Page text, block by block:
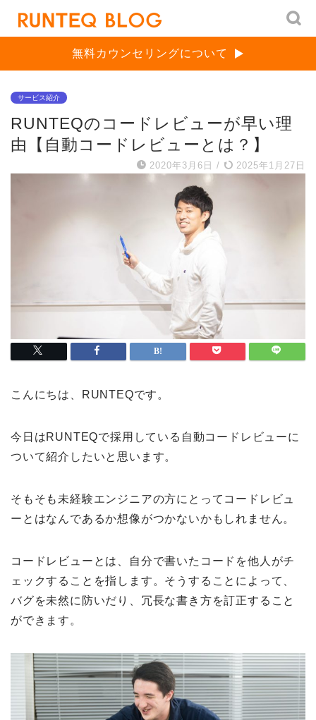
無料カウンセリングについて
サービス紹介
RUNTEQのコードレビューが早い理
由【自動コードレビューとは？】
2020年3月6日 / 2025年1月27日
こんにちは、RUNTEQです。
今日はRUNTEQで採用している自動コードレビューに
ついて紹介したいと思います。
そもそも未経験エンジニアの方にとってコードレビュ
ーとはなんであるか想像がつかないかもしれません。
コードレビューとは、自分で書いたコードを他人がチ
ェックすることを指します。そうすることによって、
バグを未然に防いだり、冗長な書き方を訂正すること
ができます。